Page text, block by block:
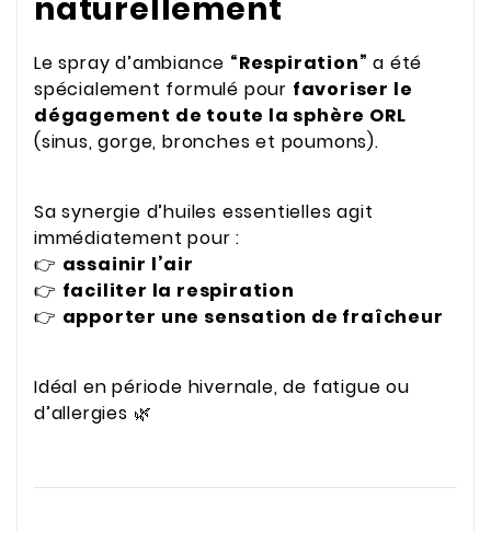
naturellement
Le spray d’ambiance “Respiration” a été
spécialement formulé pour favoriser le
dégagement de toute la sphère ORL
(sinus, gorge, bronches et poumons).
Sa synergie d’huiles essentielles agit
immédiatement pour :
👉 assainir l’air
👉 faciliter la respiration
👉 apporter une sensation de fraîcheur
Idéal en période hivernale, de fatigue ou
d’allergies 🌿